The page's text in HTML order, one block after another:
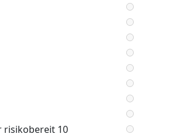
risikobereit 10